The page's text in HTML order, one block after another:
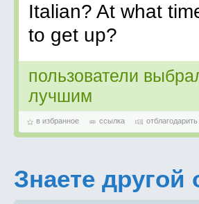
Italian? At what
to get up?
пользователи
лучшим
в избранное ссылка отблагодарить
Знаете другой